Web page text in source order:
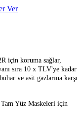
Ver
için koruma sağlar,
sıra 10 x TLV'ye kadar
ve asit gazlarına karşı
Yüz Maskeleri için